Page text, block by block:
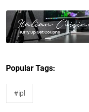
Popular Tags:
#ipl